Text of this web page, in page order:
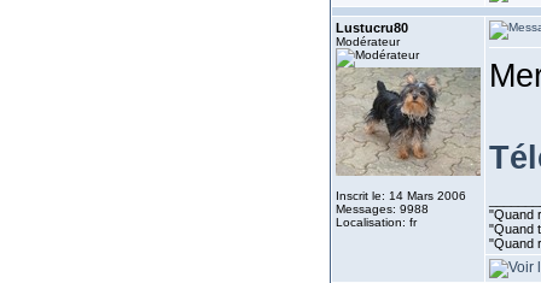
Lustucru80
Modérateur
Inscrit le: 14 Mars 2006
Messages: 9988
Localisation: fr
"Quand
"Quand
"Quand